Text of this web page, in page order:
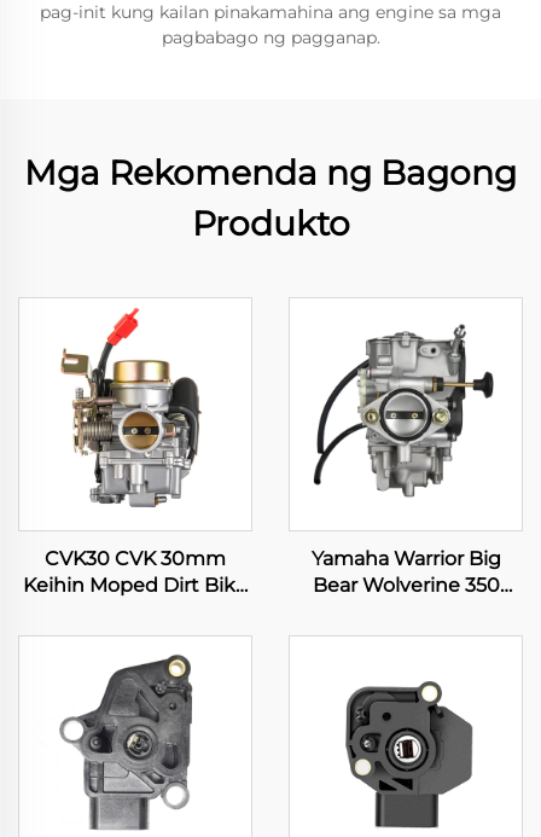
pag-init kung kailan pinakamahina ang engine sa mga
pagbabago ng pagganap.
Mga Rekomenda ng Bagong
Produkto
CVK30 CVK 30mm
Keihin Moped Dirt Bike
ATV Quad Scooter
Kaburetor ng Engine
Yamaha Warrior Big
Bear Wolverine 350
YFM400 ATV Quad